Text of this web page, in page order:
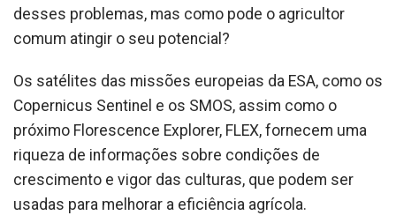
desses problemas, mas como pode o agricultor
comum atingir o seu potencial?
Os satélites das missões europeias da ESA, como os
Copernicus Sentinel e os SMOS, assim como o
próximo Florescence Explorer, FLEX, fornecem uma
riqueza de informações sobre condições de
crescimento e vigor das culturas, que podem ser
usadas para melhorar a eficiência agrícola.